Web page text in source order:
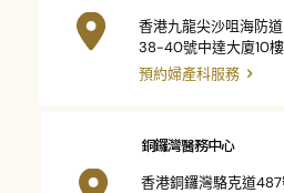
香港九龍尖沙咀海防道
38-40號中達大廈10
預約婦產科服務
銅鑼灣醫務中心
香港銅鑼灣駱克道